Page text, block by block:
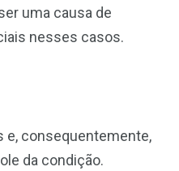
uma causa de
nesses casos.
e, consequentemente,
da condição.